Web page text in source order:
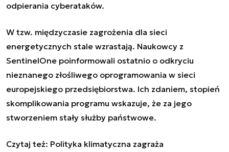
odpierania cyberataków.
W tzw. międzyczasie zagrożenia dla sieci
energetycznych stale wzrastają. Naukowcy z
SentinelOne poinformowali ostatnio o odkryciu
nieznanego złośliwego oprogramowania w sieci
europejskiego przedsiębiorstwa. Ich zdaniem, stopień
skomplikowania programu wskazuje, że za jego
stworzeniem stały służby państwowe.
Czytaj też: Polityka klimatyczna zagraża